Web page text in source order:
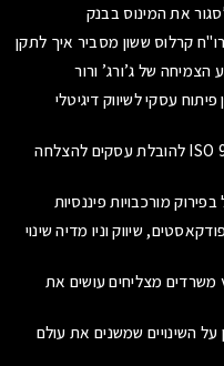
את המינוס בבנק
של ג’ורג’ ורור
עסקי לשיווק דיגיטלי
חמדאן ג'לולי: ייעוץ כלכלי ומומחיות ב-ISO 9001 להובלת עסקים להצלחה
מורכבויות פיננסיות
שיווק וניו מדיה שינוי
משרדים מצליחים עושים את
השינויים שמשנים את עולם